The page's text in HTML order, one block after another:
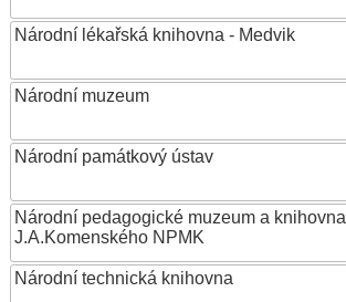
Národní lékařská knihovna - Medvik
Národní muzeum
Národní památkový ústav
Národní pedagogické muzeum a knihovna
J.A.Komenského NPMK
Národní technická knihovna